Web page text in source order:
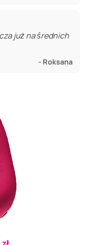
już na średnich
- Roksana